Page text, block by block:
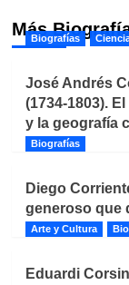
MásBiografías
José Andrés
(1734-1803).
y la geografía
Biografías
Diego
generoso que
Arte y Cultura
Eduardi